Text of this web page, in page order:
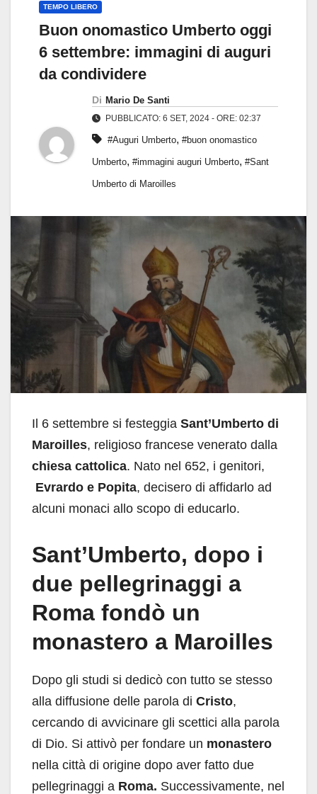
TEMPO LIBERO
Buon onomastico Umberto oggi
6 settembre: immagini di auguri
da condividere
Di Mario De Santi
PUBBLICATO: 6 SET, 2024 - ORE: 02:37
#Auguri Umberto, #buon onomastico
Umberto, #immagini auguri Umberto, #Sant
Umberto di Maroilles
Il 6 settembre si festeggia Sant’Umberto di
Maroilles, religioso francese venerato dalla
chiesa cattolica. Nato nel 652, i genitori,
Evrardo e Popita, decisero di affidarlo ad
alcuni monaci allo scopo di educarlo.
Sant’Umberto, dopo i
due pellegrinaggi a
Roma fondò un
monastero a Maroilles
Dopo gli studi si dedicò con tutto se stesso
alla diffusione delle parola di Cristo,
cercando di avvicinare gli scettici alla parola
di Dio. Si attivò per fondare un monastero
nella città di origine dopo aver fatto due
pellegrinaggi a Roma. Successivamente, nel